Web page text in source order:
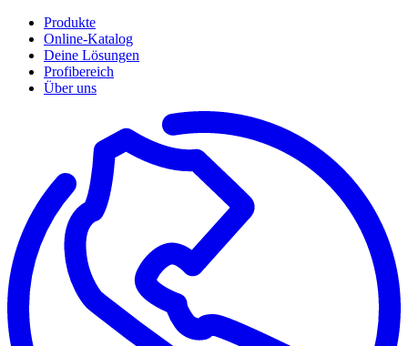
Produkte
Online-Katalog
Deine Lösungen
Profibereich
Über uns